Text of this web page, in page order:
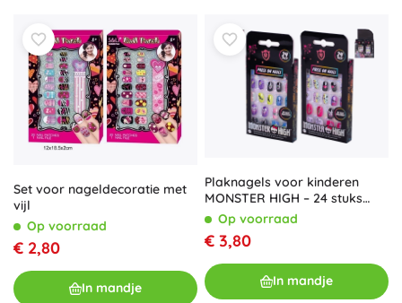
Set voor nageldecoratie met
vijl
Op voorraad
€ 2,80
In mandje
Plaknagels voor kinderen
MONSTER HIGH – 24 stuks
zonder lijm
Op voorraad
€ 3,80
In mandje